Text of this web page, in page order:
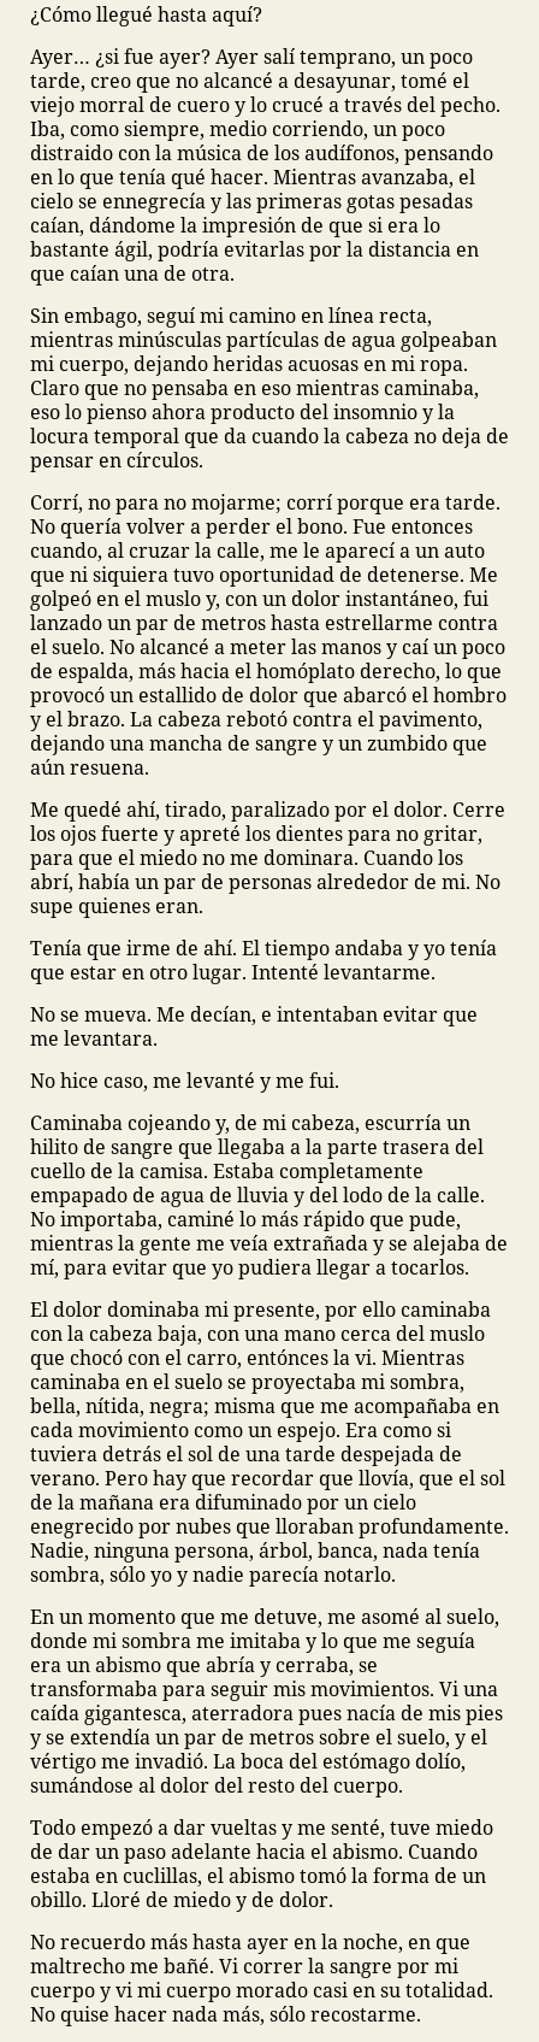
¿Cómo llegué hasta aquí?
Ayer… ¿si fue ayer? Ayer salí temprano, un poco
tarde, creo que no alcancé a desayunar, tomé el
viejo morral de cuero y lo crucé a través del pecho.
Iba, como siempre, medio corriendo, un poco
distraido con la música de los audífonos, pensando
en lo que tenía qué hacer. Mientras avanzaba, el
cielo se ennegrecía y las primeras gotas pesadas
caían, dándome la impresión de que si era lo
bastante ágil, podría evitarlas por la distancia en
que caían una de otra.
Sin embago, seguí mi camino en línea recta,
mientras minúsculas partículas de agua golpeaban
mi cuerpo, dejando heridas acuosas en mi ropa.
Claro que no pensaba en eso mientras caminaba,
eso lo pienso ahora producto del insomnio y la
locura temporal que da cuando la cabeza no deja de
pensar en círculos.
Corrí, no para no mojarme; corrí porque era tarde.
No quería volver a perder el bono. Fue entonces
cuando, al cruzar la calle, me le aparecí a un auto
que ni siquiera tuvo oportunidad de detenerse. Me
golpeó en el muslo y, con un dolor instantáneo, fui
lanzado un par de metros hasta estrellarme contra
el suelo. No alcancé a meter las manos y caí un poco
de espalda, más hacia el homóplato derecho, lo que
provocó un estallido de dolor que abarcó el hombro
y el brazo. La cabeza rebotó contra el pavimento,
dejando una mancha de sangre y un zumbido que
aún resuena.
Me quedé ahí, tirado, paralizado por el dolor. Cerre
los ojos fuerte y apreté los dientes para no gritar,
para que el miedo no me dominara. Cuando los
abrí, había un par de personas alrededor de mi. No
supe quienes eran.
Tenía que irme de ahí. El tiempo andaba y yo tenía
que estar en otro lugar. Intenté levantarme.
No se mueva. Me decían, e intentaban evitar que
me levantara.
No hice caso, me levanté y me fui.
Caminaba cojeando y, de mi cabeza, escurría un
hilito de sangre que llegaba a la parte trasera del
cuello de la camisa. Estaba completamente
empapado de agua de lluvia y del lodo de la calle.
No importaba, caminé lo más rápido que pude,
mientras la gente me veía extrañada y se alejaba de
mí, para evitar que yo pudiera llegar a tocarlos.
El dolor dominaba mi presente, por ello caminaba
con la cabeza baja, con una mano cerca del muslo
que chocó con el carro, entónces la vi. Mientras
caminaba en el suelo se proyectaba mi sombra,
bella, nítida, negra; misma que me acompañaba en
cada movimiento como un espejo. Era como si
tuviera detrás el sol de una tarde despejada de
verano. Pero hay que recordar que llovía, que el sol
de la mañana era difuminado por un cielo
enegrecido por nubes que lloraban profundamente.
Nadie, ninguna persona, árbol, banca, nada tenía
sombra, sólo yo y nadie parecía notarlo.
En un momento que me detuve, me asomé al suelo,
donde mi sombra me imitaba y lo que me seguía
era un abismo que abría y cerraba, se
transformaba para seguir mis movimientos. Vi una
caída gigantesca, aterradora pues nacía de mis pies
y se extendía un par de metros sobre el suelo, y el
vértigo me invadió. La boca del estómago dolío,
sumándose al dolor del resto del cuerpo.
Todo empezó a dar vueltas y me senté, tuve miedo
de dar un paso adelante hacia el abismo. Cuando
estaba en cuclillas, el abismo tomó la forma de un
obillo. Lloré de miedo y de dolor.
No recuerdo más hasta ayer en la noche, en que
maltrecho me bañé. Vi correr la sangre por mi
cuerpo y vi mi cuerpo morado casi en su totalidad.
No quise hacer nada más, sólo recostarme.